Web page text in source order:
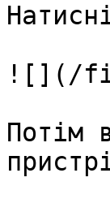
![](/
Потім